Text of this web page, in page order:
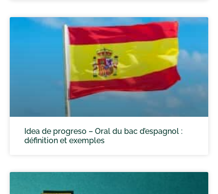
Idea de progreso – Oral du bac d’espagnol :
définition et exemples